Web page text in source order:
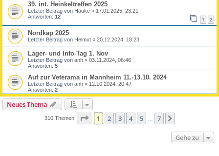
39. int. Heinkeltreffen 2025
Letzter Beitrag von Hauke « 17.01.2025, 23:21
Antworten: 12 1 2
Nordkap 2025
Letzter Beitrag von Helmut « 20.12.2024, 18:23
Lager- und Info-Tag 1. Nov
Letzter Beitrag von anh « 03.11.2024, 06:46
Antworten: 5
Auf zur Veterama in Mannheim 11.-13.10. 2024
Letzter Beitrag von anh « 12.10.2024, 20:47
Antworten: 2
Neues Thema
310 Themen Seite 1von
1 2 3 4 5 7
Gehe zu